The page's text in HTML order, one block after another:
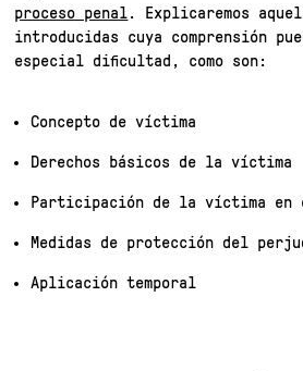
proceso penal. Explicaremos
introducidas cuya comprensión
especial dificultad, como son:
Concepto de víctima
Derechos básicos de la víctima
Participación de la víctima en
Medidas de protección del
Aplicación temporal